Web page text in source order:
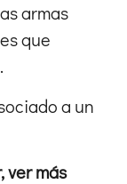
armas
que
a un
ver más